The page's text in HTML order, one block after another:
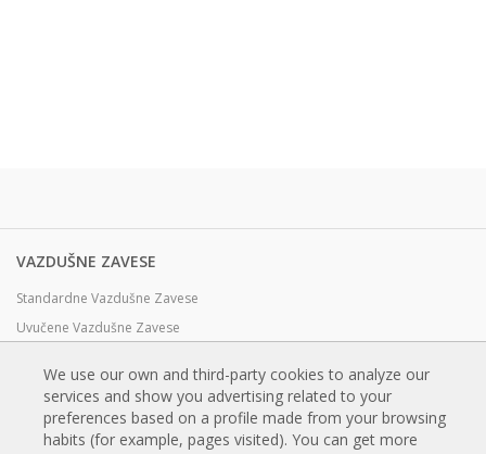
VAZDUŠNE ZAVESE
Standardne Vazdušne Zavese
Uvučene Vazdušne Zavese
Industrijske Vazdušne Zavese i Vazdušne Zavese za Hladnjače
Vazdušne Zavese za Rotirajuća Vrata i Pravljene Po Meri
Vazdušne Zavese za kontrolu Insekata
We use our own and third-party cookies to analyze our
services and show you advertising related to your
preferences based on a profile made from your browsing
habits (for example, pages visited). You can get more